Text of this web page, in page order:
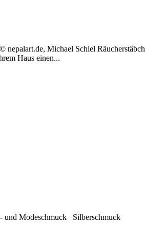
Michael Schiel
Haus einen...
Modeschmuck Silberschmuck